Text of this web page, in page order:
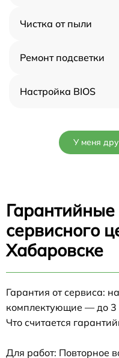
Чистка от пыли
Ремонт подсветки
Настройка BIOS
У меня
Гарантийные
сервисного
Хабаровске
Гарантия от сервиса:
комплектующие — до 3
Что считается
Для работ: Повторное